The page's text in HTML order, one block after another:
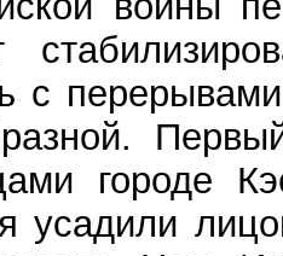
с
городе
усадили